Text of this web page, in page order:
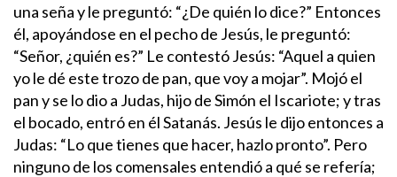
una seña y le preguntó: “¿De quién lo dice?” Entonces
él, apoyándose en el pecho de Jesús, le preguntó:
“Señor, ¿quién es?” Le contestó Jesús: “Aquel a quien
yo le dé este trozo de pan, que voy a mojar”. Mojó el
pan y se lo dio a Judas, hijo de Simón el Iscariote; y tras
el bocado, entró en él Satanás. Jesús le dijo entonces a
Judas: “Lo que tienes que hacer, hazlo pronto”. Pero
ninguno de los comensales entendió a qué se refería;